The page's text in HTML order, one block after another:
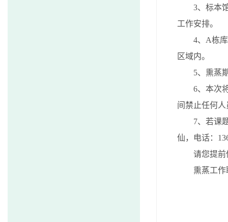
3、标本
工作安排。
4、 A栋
区域内。
5、熏蒸
6、本次
间禁止任何
7、若课
仙，电话：
请您提前
熏蒸工